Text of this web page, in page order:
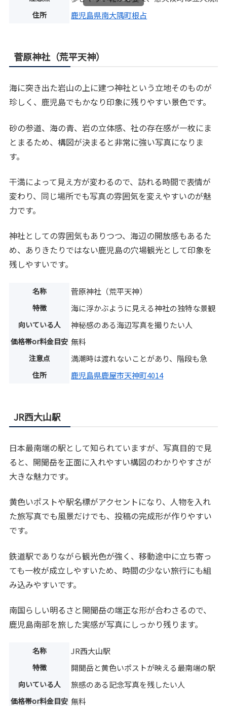
住所 鹿児島県南大隅町根占
菅原神社（荒平天神）
海に突き出た岩山の上に建つ神社という立地そのものが
珍しく、鹿児島でもかなり印象に残りやすい景色です。
砂の参道、海の青、岩の立体感、社の存在感が一枚にま
とまるため、構図が決まると非常に強い写真になりま
す。
干満によって見え方が変わるので、訪れる時間で表情が
変わり、同じ場所でも写真の雰囲気を変えやすいのが魅
力です。
神社としての雰囲気もありつつ、海辺の開放感もあるた
め、ありきたりではない鹿児島の穴場観光として印象を
残しやすいです。
名称 菅原神社（荒平天神）
特徴 海に浮かぶように見える神社の独特な景観
向いている人 神秘感のある海辺写真を撮りたい人
価格帯or料金目安 無料
注意点 満潮時は渡れないことがあり、階段も急
住所 鹿児島県鹿屋市天神町4014
JR西大山駅
日本最南端の駅として知られていますが、写真目的で見
ると、開聞岳を正面に入れやすい構図のわかりやすさが
大きな魅力です。
黄色いポストや駅名標がアクセントになり、人物を入れ
た旅写真でも風景だけでも、投稿の完成形が作りやすい
です。
鉄道駅でありながら観光色が強く、移動途中に立ち寄っ
ても一枚が成立しやすいため、時間の少ない旅行にも組
み込みやすいです。
南国らしい明るさと開聞岳の端正な形が合わさるので、
鹿児島南部を旅した実感が写真にしっかり残ります。
名称 JR西大山駅
特徴 開聞岳と黄色いポストが映える最南端の駅
向いている人 旅感のある記念写真を残したい人
価格帯or料金目安 無料